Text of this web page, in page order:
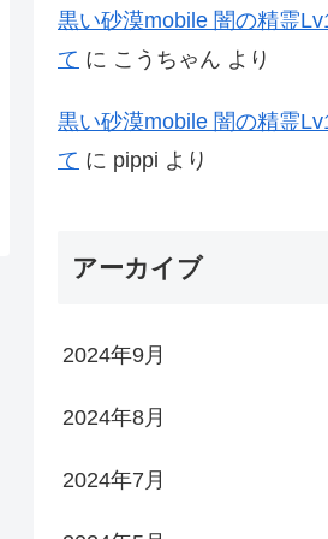
黒い砂漠mobile 闇の精霊
て に こうちゃん より
黒い砂漠mobile 闇の精霊
て に pippi より
アーカイブ
2024年9月
2024年8月
2024年7月